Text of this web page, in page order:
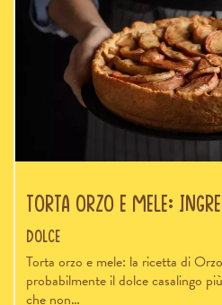
Torta orzo e mele:
Dolce
Torta orzo e mele: la ricetta di
probabilmente il dolce casalingo
che non…